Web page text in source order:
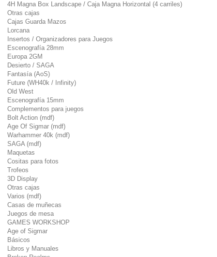
4H Magna Box Landscape / Caja Magna Horizontal (4 carriles)
Otras cajas
Cajas Guarda Mazos
Lorcana
Insertos / Organizadores para Juegos
Escenografía 28mm
Europa 2GM
Desierto / SAGA
Fantasía (AoS)
Future (WH40k / Infinity)
Old West
Escenografía 15mm
Complementos para juegos
Bolt Action (mdf)
Age Of Sigmar (mdf)
Warhammer 40k (mdf)
SAGA (mdf)
Maquetas
Cositas para fotos
Trofeos
3D Display
Otras cajas
Varios (mdf)
Casas de muñecas
Juegos de mesa
GAMES WORKSHOP
Age of Sigmar
Básicos
Libros y Manuales